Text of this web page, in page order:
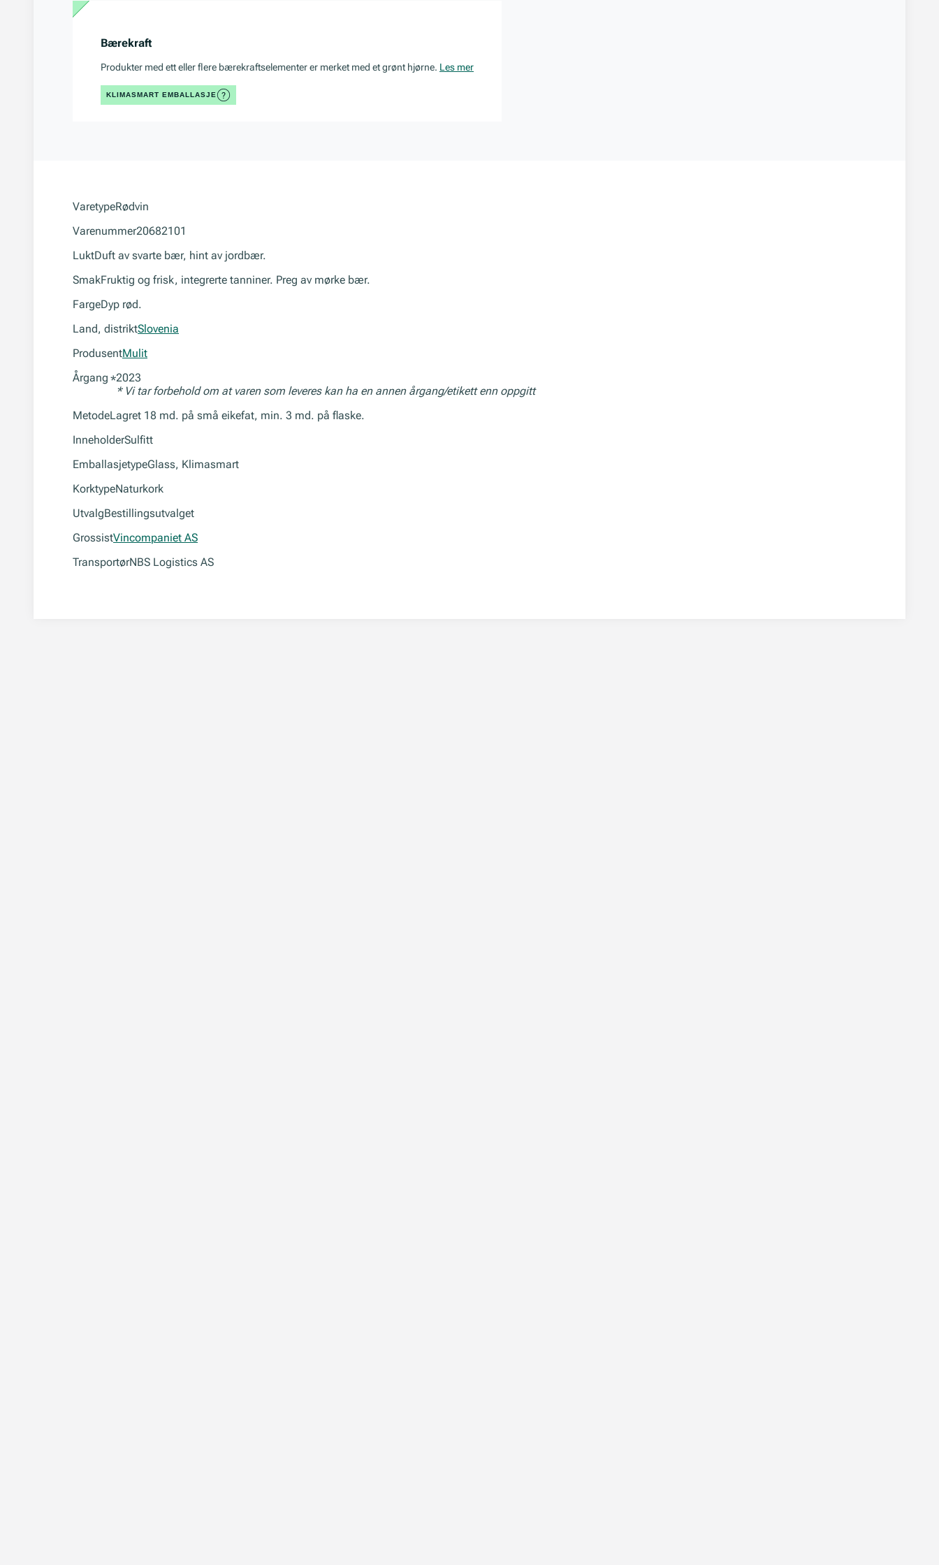
Bærekraft
Produkter med ett eller flere bærekraftselementer er merket med et grønt hjørne. Les mer
KLIMASMART EMBALLASJE
VaretypeRødvin
Varenummer20682101
LuktDuft av svarte bær, hint av jordbær.
SmakFruktig og frisk, integrerte tanniner. Preg av mørke bær.
FargeDyp rød.
Land, distriktSlovenia
ProdusentMulit
Årgang *2023
* Vi tar forbehold om at varen som leveres kan ha en annen årgang/etikett enn oppgitt
MetodeLagret 18 md. på små eikefat, min. 3 md. på flaske.
InneholderSulfitt
EmballasjetypeGlass, Klimasmart
KorktypeNaturkork
UtvalgBestillingsutvalget
GrossistVincompaniet AS
TransportørNBS Logistics AS